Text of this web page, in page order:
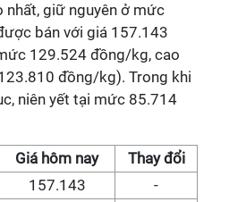
nhất, giữ nguyên ở mức
bán với giá 157.143
129.524 đồng/kg, cao
đồng/kg). Trong khi
niên yết tại mức 85.714
Giá hôm nay
Thay đổi
157.143
-